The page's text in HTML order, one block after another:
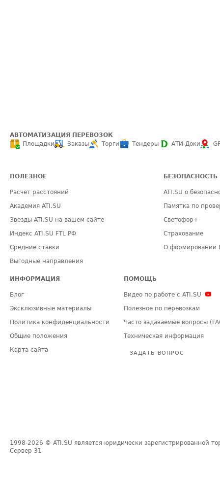
АВТОМАТИЗАЦИЯ ПЕРЕВОЗОК
Площадки
Заказы Торги Тендеры АТИ-Доки
ПОЛЕЗНОЕ
Расчет расстояний
Академия ATI.SU
Звезды ATI.SU на вашем сайте
Индекс ATI.SU FTL РФ
Средние ставки
Выгодные направления
БЕЗОПАСНОСТЬ
ATI.SU о
Памятка по
Светофор+
Страхование
О формировании
ИНФОРМАЦИЯ
Блог
Эксклюзивные материалы
Политика конфиденциальности
Общие положения
Карта сайта
ПОМОЩЬ
Видео по работе с ATI.SU
Полезное по перевозкам
Часто задаваемые вопросы
Техническая информация
ЗАДАТЬ ВОПРОС
1998-2026 © ATI.SU является юридически зарегистрированной
Сервер 31